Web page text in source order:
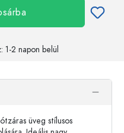
: 1-2 napon belül
üveg stílusos